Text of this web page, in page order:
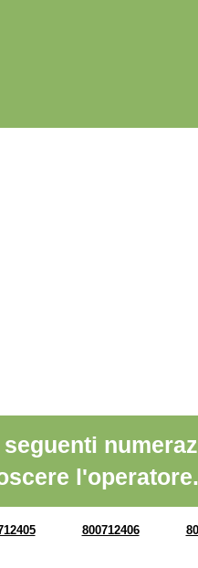
l'operatore.
800712406